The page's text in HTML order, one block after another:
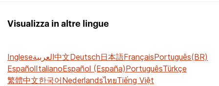
Visualizza in altre lingue
Ingleseالعربية中文Deutsch日本語FrançaisPortuguês(BR)
EspañolItalianoEspañol (España)PortuguêsTürkçe
繁體中文한국어NederlandsไทยTiếng Việt